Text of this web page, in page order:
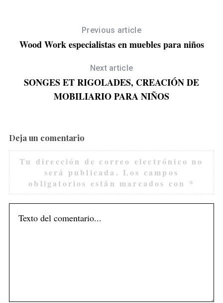
Previous article
Wood Work especialistas en muebles para niños
Next article
SONGES ET RIGOLADES, CREACIÓN DE
MOBILIARIO PARA NIÑOS
Deja un comentario
Tu dirección de correo electrónico no
será publicada. Los campos
obligatorios están marcados con *
f
: